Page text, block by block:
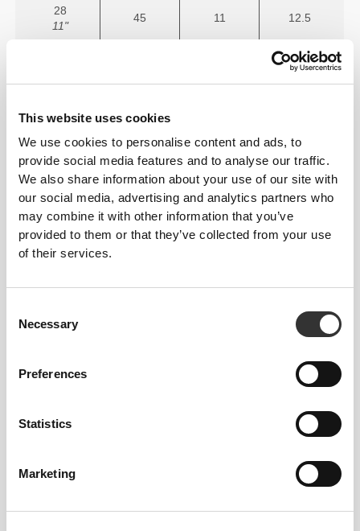
This website uses cookies
We use cookies to personalise content and ads, to
provide social media features and to analyse our traffic.
We also share information about your use of our site with
our social media, advertising and analytics partners who
may combine it with other information that you’ve
provided to them or that they’ve collected from your use
of their services.
Selection
Necessary
Preferences
Statistics
Marketing
28
11"
45 11 12.5
13.5
ΠΡΟΤΆΣΕΙΣ ΜΕΓΈΘΟΥΣ
Ο παραπάνω πίνακας προορίζεται να βοηθήσει
στην επιλογή του σωστού μεγέθους παπουτσιού
λάβετε υπόψη ότι οι συστάσεις που παρέχει
συγκεκριμένες περιπτώσεις το μέγεθος που
προτείνεται από τον πίνακα μπορεί να μην είναι η